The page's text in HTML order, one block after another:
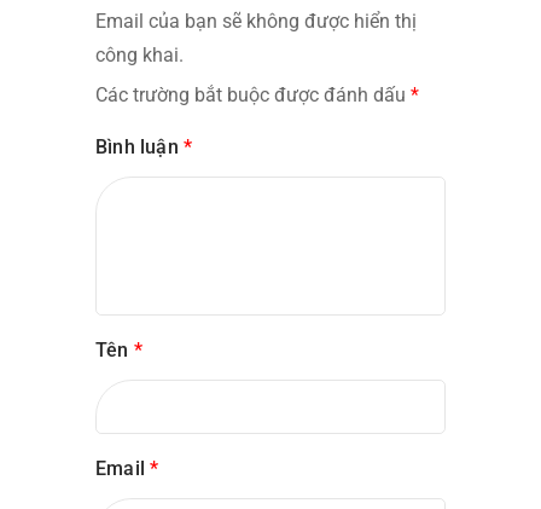
Email của bạn sẽ không được hiển thị
công khai.
Các trường bắt buộc được đánh dấu *
Bình luận *
Tên *
Email*